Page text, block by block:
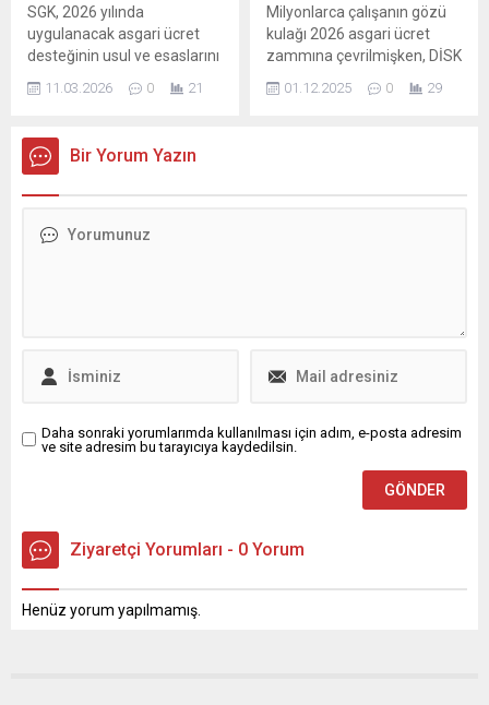
SGK, 2026 yılında
uygulanacak asgari ücret
desteğinin usul ve esaslarını
işverenlerine sigortalı başına
desteği sağlanacak.
11.03.2026 0 21
Milyonlarca çalışanın gözü
kulağı 2026 asgari ücret
zammına çevrilmişken, DİSK
AR) açıkladığı raporla
01.12.2025 0 29
Bir Yorum Yazın
Daha sonraki yorumlarımda kullanılması için adım, e-posta adresim
ve site adresim bu tarayıcıya kaydedilsin.
Ziyaretçi Yorumları - 0 Yorum
Henüz yorum yapılmamış.